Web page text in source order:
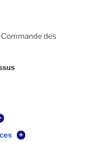
des
+